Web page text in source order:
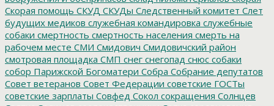
Скорая помощь СКУД СКУДы Следственный комитет Слет
будущих медиков служебная командировка служебные
собаки смертность смертность населения смерть на
рабочем месте СМИ Смидович Смидовичский район
смотровая площадка СМП снег снегопад снюс собаки
собор Парижской Богоматери Собра Собрание депутатов
Совет ветеранов Совет Федерации советские ГОСТы
советские зарплаты Совфед Сокол сокращения Солнцев